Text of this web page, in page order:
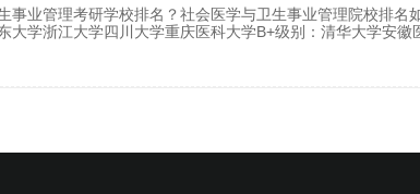
事业管理考研学校排名？社会医学与卫生事业管理院校排
大学浙江大学四川大学重庆医科大学B+级别：清华大学安徽